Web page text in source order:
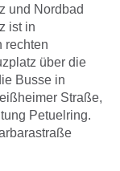
und Nordbad
ist in
rechten
über die
Busse in
Straße,
Petuelring.